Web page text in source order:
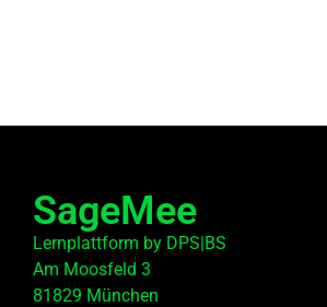
SageMee
Lernplattform by DPS|BS
Am Moosfeld 3
81829 München